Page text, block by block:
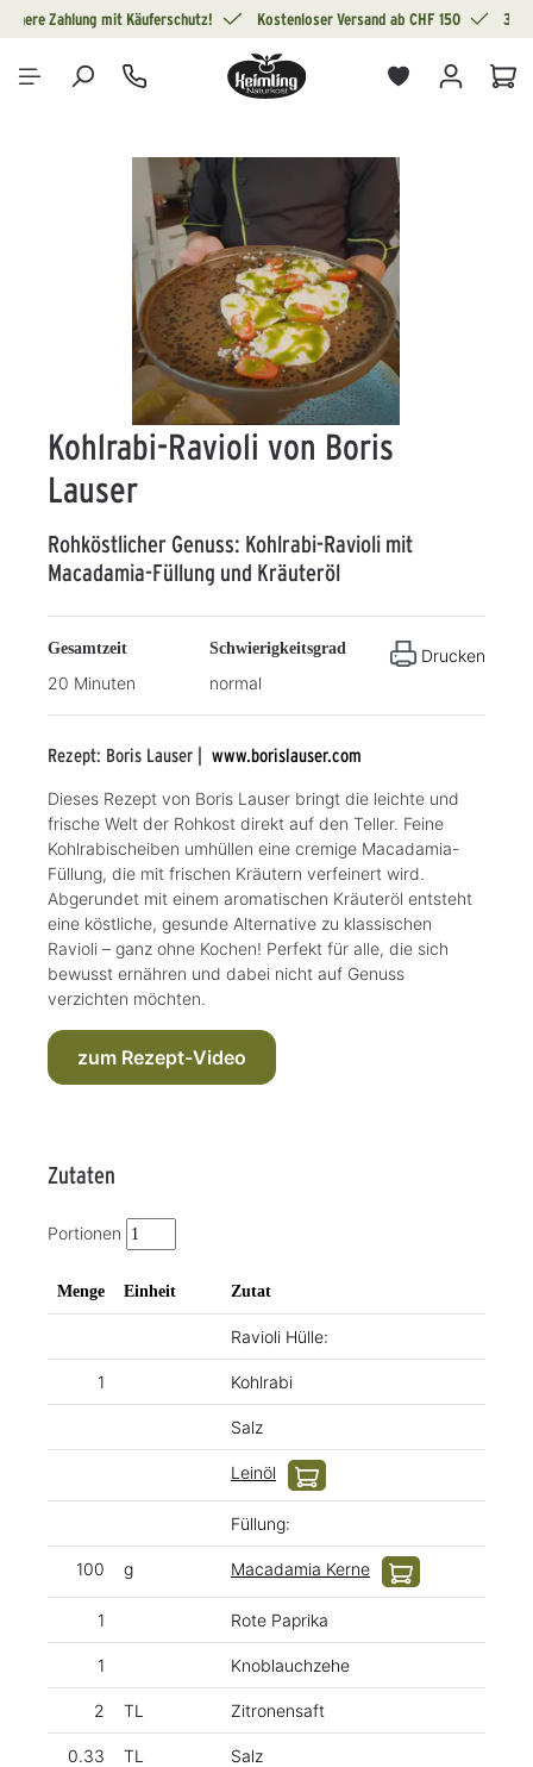
springen
Sichere Zahlung mit Käuferschutz! Kostenloser Versand ab CHF 150 30
Bildergalerie überspringen
Kohlrabi-Ravioli von Boris
Lauser
Rohköstlicher Genuss: Kohlrabi-Ravioli mit
Macadamia-Füllung und Kräuteröl
Gesamtzeit
20 Minuten
Schwierigkeitsgrad
normal
Drucken
Rezept: Boris Lauser | www.borislauser.com
Dieses Rezept von Boris Lauser bringt die leichte und
frische Welt der Rohkost direkt auf den Teller. Feine
Kohlrabischeiben umhüllen eine cremige Macadamia-
Füllung, die mit frischen Kräutern verfeinert wird.
Abgerundet mit einem aromatischen Kräuteröl entsteht
eine köstliche, gesunde Alternative zu klassischen
Ravioli – ganz ohne Kochen! Perfekt für alle, die sich
bewusst ernähren und dabei nicht auf Genuss
verzichten möchten.
zum Rezept-Video
Zutaten
Portionen
Menge Einheit Zutat
Ravioli Hülle:
1 Kohlrabi
Salz
Leinöl
Füllung:
100 g Macadamia Kerne
1 Rote Paprika
1 Knoblauchzehe
2 TL Zitronensaft
0.33 TL Salz